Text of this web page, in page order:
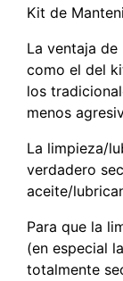
Kit de
La ventaja
como el del
los
menos
La limpieza/
verdadero
aceite/
Para que la
(en especial
totalmente